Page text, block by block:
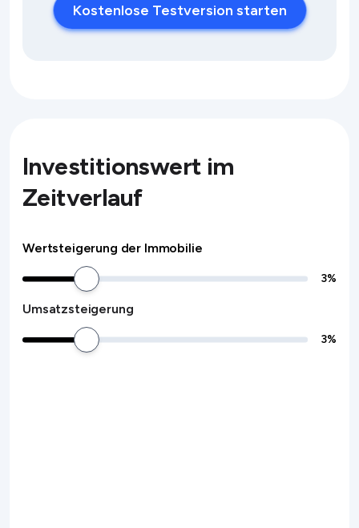
Kostenlose Testversion starten
Investitionswert im
Zeitverlauf
Wertsteigerung der Immobilie
3%
Umsatzsteigerung
3%